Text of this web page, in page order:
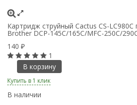
Картридж струйный Cactus CS-
Brother DCP-145C/165C/MFC-250C/
140 ₽
1
В корзину
Купить в 1 клик
В наличии